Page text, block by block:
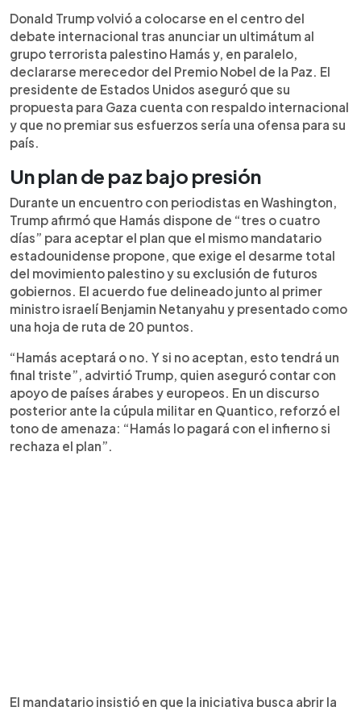
► Escuchar artículo
El presidente estadounidense Donald Trump dio a
Hamás un plazo de “tres o cuatro días” para
aceptar un plan de paz en Gaza que exige su
desarme total y exclusión del futuro gobierno.
Aseguró que, de no hacerlo, “lo pagarán con el
infierno”, tras acordar la propuesta con el primer
ministro israelí Benjamin Netanyahu. Trump afirmó
contar con apoyo árabe y europeo, aunque
analistas dudan de su viabilidad. Paralelamente,
se autopostuló al Premio Nobel de la Paz,
declarando que no otorgárselo sería “un insulto”
para Estados Unidos, lo que reavivó el debate
sobre su estilo político y diplomático.
Donald Trump volvió a colocarse en el centro del
debate internacional tras anunciar un ultimátum al
grupo terrorista palestino Hamás y, en paralelo,
declararse merecedor del Premio Nobel de la Paz. El
presidente de Estados Unidos aseguró que su
propuesta para Gaza cuenta con respaldo internacional
y que no premiar sus esfuerzos sería una ofensa para su
país.
Un plan de paz bajo presión
Durante un encuentro con periodistas en Washington,
Trump afirmó que Hamás dispone de “tres o cuatro
días” para aceptar el plan que el mismo mandatario
estadounidense propone, que exige el desarme total
del movimiento palestino y su exclusión de futuros
gobiernos. El acuerdo fue delineado junto al primer
ministro israelí Benjamin Netanyahu y presentado como
una hoja de ruta de 20 puntos.
“Hamás aceptará o no. Y si no aceptan, esto tendrá un
final triste”, advirtió Trump, quien aseguró contar con
apoyo de países árabes y europeos. En un discurso
posterior ante la cúpula militar en Quantico, reforzó el
tono de amenaza: “Hamás lo pagará con el infierno si
rechaza el plan”.
El mandatario insistió en que la iniciativa busca abrir la